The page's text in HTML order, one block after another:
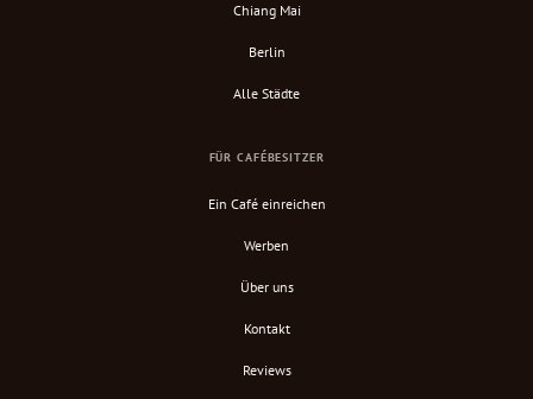
Chiang Mai
Berlin
Alle Städte
FÜR CAFÉBESITZER
Ein Café einreichen
Werben
Über uns
Kontakt
Reviews